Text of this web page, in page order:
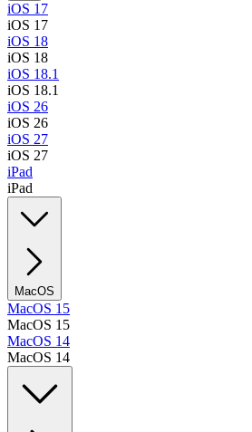
iOS 17
iOS 17
iOS 18
iOS 18
iOS 18.1
iOS 18.1
iOS 26
iOS 26
iOS 27
iOS 27
iPad
iPad
MacOS
MacOS 15
MacOS 15
MacOS 14
MacOS 14